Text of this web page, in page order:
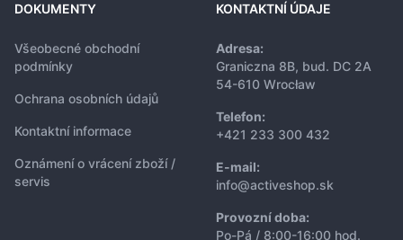
DOKUMENTY
Všeobecné obchodní
podmínky
Ochrana osobních údajů
Kontaktní informace
Oznámení o vrácení zboží /
servis
KONTAKTNÍ ÚDAJE
Adresa:
Graniczna 8B, bud. DC 2A
54-610 Wrocław
Telefon:
+421 233 300 432
E-mail:
info@activeshop.sk
Provozní doba:
Po-Pá / 8:00-16:00 hod.